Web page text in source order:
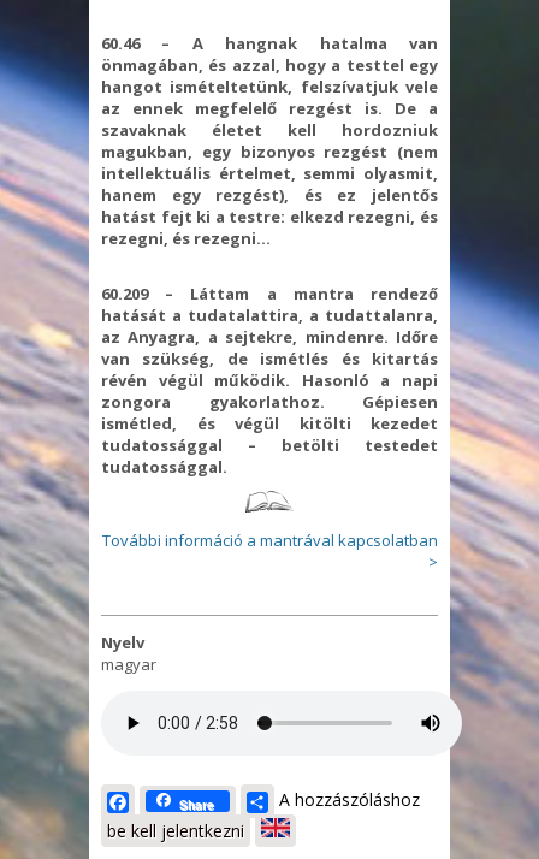
60.46 – A hangnak hatalma van
önmagában, és azzal, hogy a testtel egy
hangot ismételtetünk, felszívatjuk vele
az ennek megfelelő rezgést is. De a
szavaknak életet kell hordozniuk
magukban, egy bizonyos rezgést (nem
intellektuális értelmet, semmi olyasmit,
hanem egy rezgést), és ez jelentős
hatást fejt ki a testre: elkezd rezegni, és
rezegni, és rezegni…
60.209 – Láttam a mantra rendező
hatását a tudatalattira, a tudattalanra,
az Anyagra, a sejtekre, mindenre. Időre
van szükség, de ismétlés és kitartás
révén végül működik. Hasonló a napi
zongora gyakorlathoz. Gépiesen
ismétled, és végül kitölti kezedet
tudatossággal – betölti testedet
tudatossággal.
További információ a mantrával kapcsolatban
>
Nyelv
magyar
Facebook
Share Share
A hozzászóláshoz
be kell jelentkezni